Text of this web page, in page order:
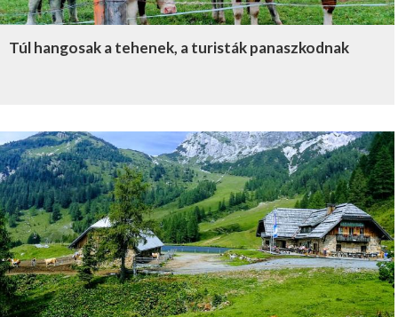
Túl hangosak a tehenek, a turisták panaszkodnak